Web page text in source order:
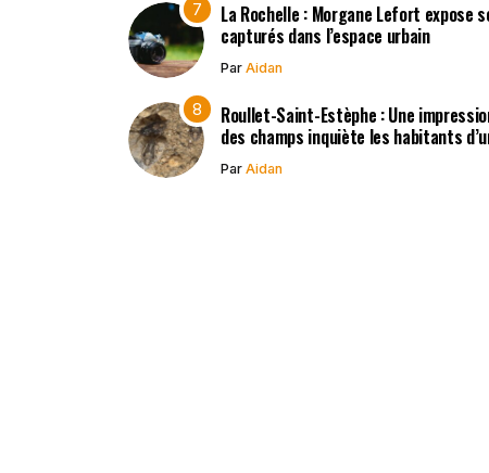
La Rochelle : Morgane Lefort
capturés dans l’espace urbain
Par Aidan
Roullet-Saint-Estèphe : Une
des champs inquiète les habitants
Par Aidan